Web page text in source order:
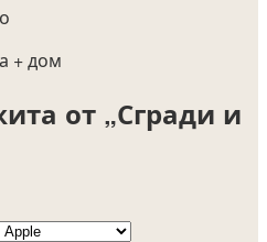
+ дом
от „Сгради и